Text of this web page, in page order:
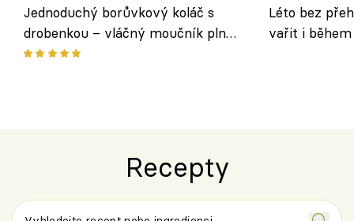
Jednoduchý borůvkový koláč s
drobenkou – vláčný moučník plný
ovoce
Léto bez
vařit i
Recepty